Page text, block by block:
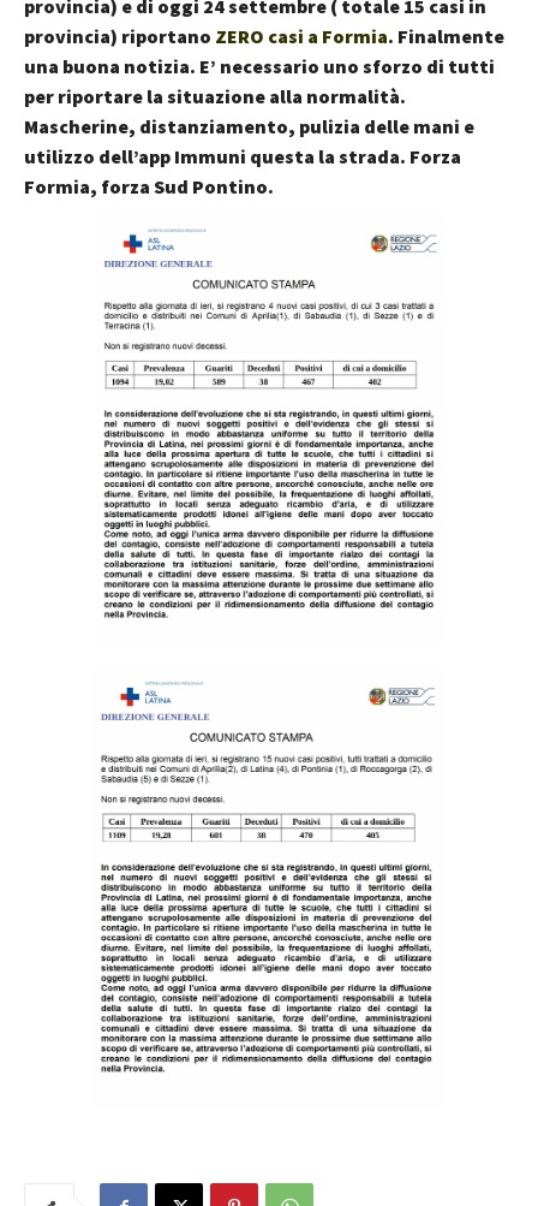
provincia) e di oggi 24 settembre ( totale 15 casi in
provincia) riportano ZERO casi a Formia. Finalmente
una buona notizia. E’ necessario uno sforzo di tutti
per riportare la situazione alla normalità.
Mascherine, distanziamento, pulizia delle mani e
utilizzo dell’app Immuni questa la strada. Forza
Formia, forza Sud Pontino.